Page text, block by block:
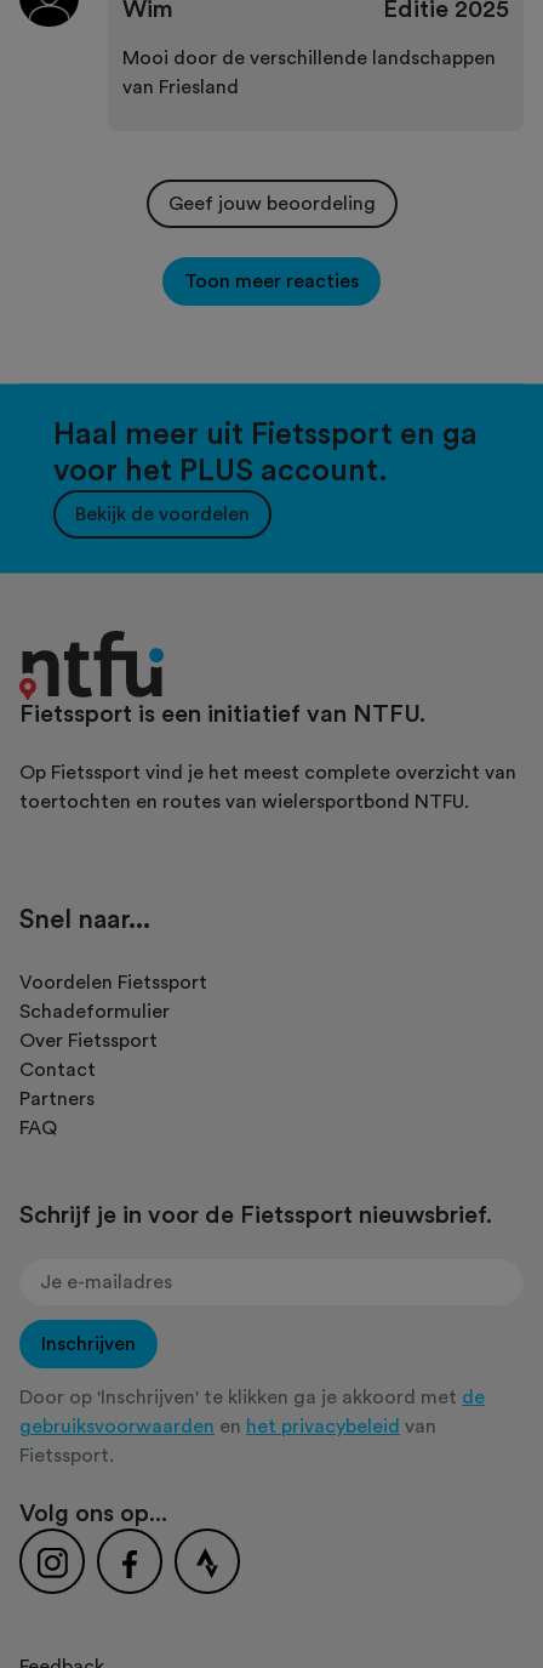
Wim Editie2025
Mooi door de verschillende landschappen
van Friesland
Geef jouw beoordeling
Toon meer reacties
Haal meer uit Fietssport en ga
voor het PLUS account.
Bekijk de voordelen
Fietssport is een initiatief van NTFU.
Op Fietssport vind je het meest complete overzicht van
toertochten en routes van wielersportbond NTFU.
Snel naar...
Voordelen Fietssport
Schadeformulier
Over Fietssport
Contact
Partners
FAQ
Schrijf je in voor de Fietssport nieuwsbrief.
Inschrijven
Door op 'Inschrijven' te klikken ga je akkoord met de
gebruiksvoorwaarden en het privacybeleid van
Fietssport.
Volg ons op...